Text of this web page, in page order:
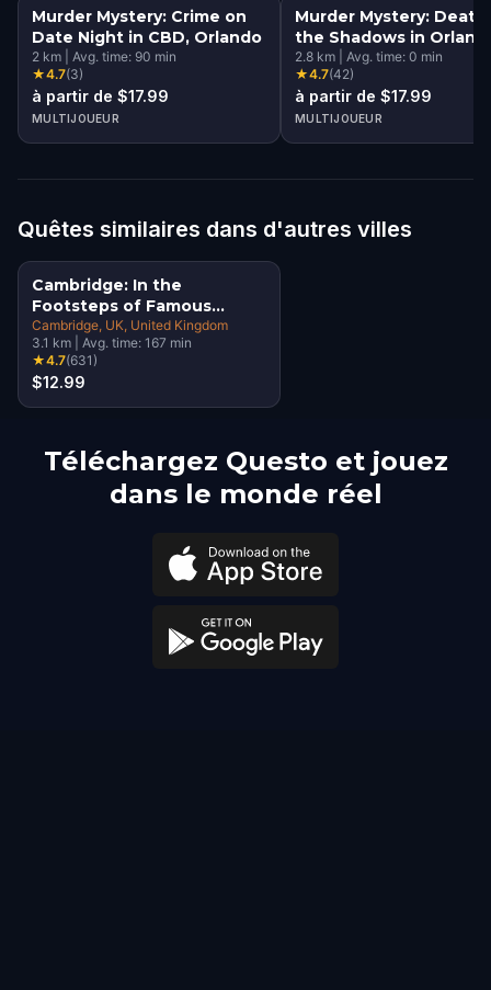
Murder Mystery: Crime on
Date Night in CBD, Orlando
2 km Avg. time: 90 min
★4.7(3)
à partir de $17.99
MULTIJOUEUR
Murder Mystery: Death
the Shadows in
2.8 km Avg. time: 0 min
★4.7(42)
à partir de $17.99
MULTIJOUEUR
Quêtes similaires dans d'autres villes
Cambridge: In the
Footsteps of Famous
Alumni Walking Tour &
Escape Game
Cambridge, UK , United Kingdom
3.1 km Avg. time: 167 min
★4.7(631)
$12.99
Téléchargez Questo et jouez
dans le monde réel